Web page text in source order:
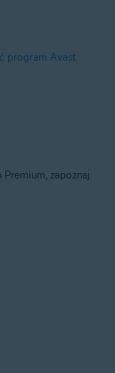
program Avast
zapoznaj